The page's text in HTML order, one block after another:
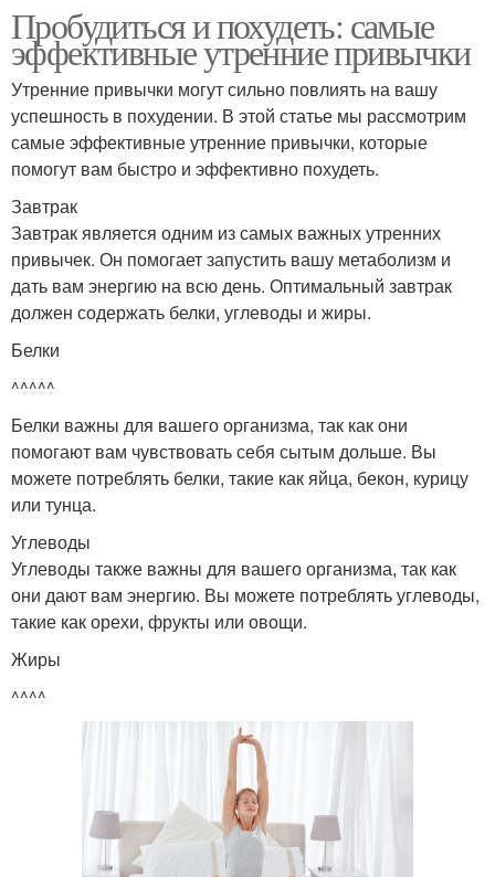
Пробудиться и похудеть: самые
эффективные утренние привычки
Утренние привычки могут сильно повлиять на вашу
успешность в похудении. В этой статье мы рассмотрим
самые эффективные утренние привычки, которые
помогут вам быстро и эффективно похудеть.
Завтрак
Завтрак является одним из самых важных утренних
привычек. Он помогает запустить вашу метаболизм и
дать вам энергию на всю день. Оптимальный завтрак
должен содержать белки, углеводы и жиры.
Белки
^^^^^
Белки важны для вашего организма, так как они
помогают вам чувствовать себя сытым дольше. Вы
можете потреблять белки, такие как яйца, бекон, курицу
или тунца.
Углеводы
Углеводы также важны для вашего организма, так как
они дают вам энергию. Вы можете потреблять углеводы,
такие как орехи, фрукты или овощи.
Жиры
^^^^